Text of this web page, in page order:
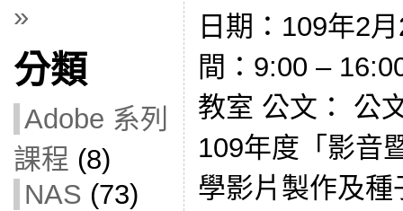
»
分類
Adobe 系列
課程 (8)
NAS (73)
日期：109年2
間：9:00 –
教室 公文： 公
109年度「影音
學影片製作及